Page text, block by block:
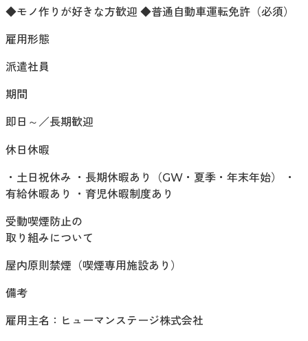
◆モノ作りが好きな方歓迎 ◆普通自動車運転免許（必須）
雇用形態
派遣社員
期間
即日～／長期歓迎
休日休暇
・土日祝休み ・長期休暇あり（GW・夏季・年末年始） ・
有給休暇あり ・育児休暇制度あり
受動喫煙防止の
取り組みについて
屋内原則禁煙（喫煙専用施設あり）
備考
雇用主名：ヒューマンステージ株式会社